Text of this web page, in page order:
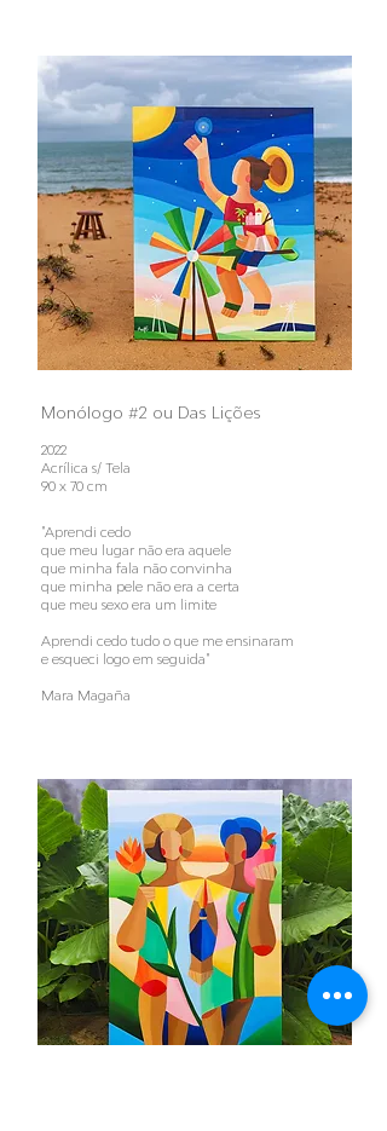
Monólogo #2 ou Das Lições
2022
Acrílica s/ Tela
90 x 70 cm
"Aprendi cedo
que meu lugar não era aquele
que minha fala não convinha
que minha pele não era a certa
que meu sexo era um limite
Aprendi cedo tudo o que me ensinaram
e esqueci logo em seguida"
Mara Magaña